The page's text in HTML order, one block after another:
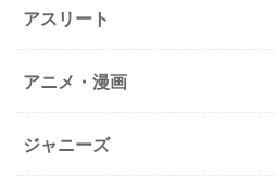
アスリート
アニメ・漫画
ジャニーズ